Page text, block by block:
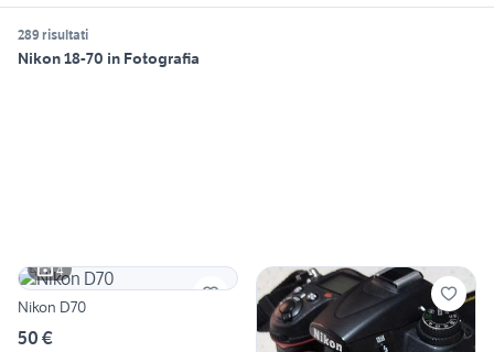
289 risultati
Nikon 18-70 in Fotografia
4
Nikon D70
50 €